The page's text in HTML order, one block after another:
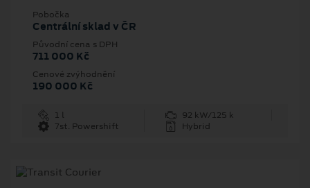
Pobočka
Centrální sklad v ČR
Původní cena s DPH
711 000 Kč
Cenové zvýhodnění
190 000 Kč
1 l
92 kW/125 k
7st. Powershift
Hybrid